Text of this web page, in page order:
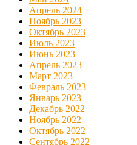
Апрель 2024
Ноябрь 2023
Октябрь 2023
Июль 2023
Июнь 2023
Апрель 2023
Март 2023
Февраль 2023
Январь 2023
Декабрь 2022
Ноябрь 2022
Октябрь 2022
Сентябрь 2022